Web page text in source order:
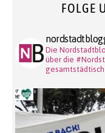
FOLGE
Die
über die